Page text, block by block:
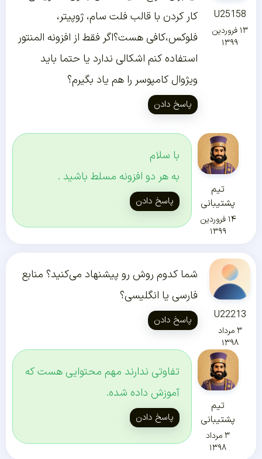
U25158
۱۳ فروردین
۱۳۹۹
کار کردن با قالب فلت سام، ژوپیتر،
فلوکس،کافی هست؟اگر فقط از افزونه المنتور
استفاده کنم اشکالی ندارد یا حتما باید
ویژوال کامپوسر را هم یاد بگیرم؟
پاسخ دادن
تیم
پشتیبانی
۱۴ فروردین
۱۳۹۹
با سلام
به هر دو افزونه مسلط باشید .
پاسخ دادن
U22213
۳ مرداد
۱۳۹۸
شما کدوم روش رو پیشنهاد می‌کنید؟ منابع
فارسی یا انگلیسی؟
پاسخ دادن
تیم
پشتیبانی
۳ مرداد
۱۳۹۸
تفاوتی ندارند مهم محتوایی هست که
آموزش داده شده.
پاسخ دادن